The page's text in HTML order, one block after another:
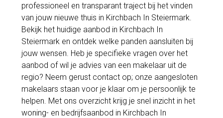
professioneel en transparant traject bij het vinden
van jouw nieuwe thuis in Kirchbach In Steiermark.
Bekijk het huidige aanbod in Kirchbach In
Steiermark en ontdek welke panden aansluiten bij
jouw wensen. Heb je specifieke vragen over het
aanbod of wil je advies van een makelaar uit de
regio? Neem gerust contact op; onze aangesloten
makelaars staan voor je klaar om je persoonlijk te
helpen. Met ons overzicht krijg je snel inzicht in het
woning- en bedrijfsaanbod in Kirchbach In